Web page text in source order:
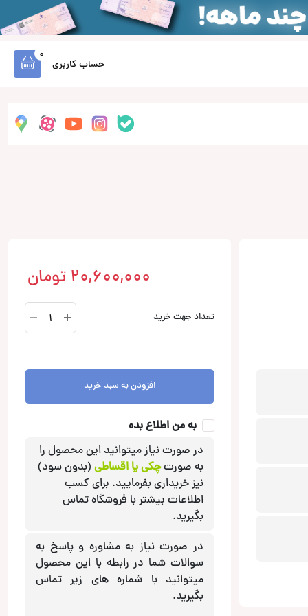
حساب کاربری
0
20,600,000 تومان
تعداد جهت خرید
S-
S65C
افزودن به سبد خرید
به من اطلاع بده
در صورت نیاز میتوانید این محصول را
به صورتچکی یا اقساطی (بدون سود)
نیز خریداری بفرمایید. برای کسب
اطلاعات بیشتر با فروشگاه تماس
بگیرید.
در صورت نیاز به مشاوره و پاسخ به
سوالات شما در رابطه با این محصول
میتوانید با شماره های زیر تماس
بگیرید.